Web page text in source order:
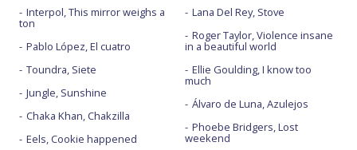
Interpol, This mirror weighs a
ton
Pablo López, El cuatro
Toundra, Siete
Jungle, Sunshine
Chaka Khan, Chakzilla
Eels, Cookie happened
Lana Del Rey, Stove
Roger Taylor, Violence insane
in a beautiful world
Ellie Goulding, I know too
much
Álvaro de Luna, Azulejos
Phoebe Bridgers, Lost
weekend